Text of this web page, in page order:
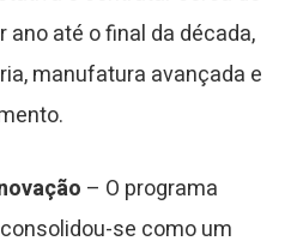
até o final da década,
manufatura avançada e
– O programa
se como um